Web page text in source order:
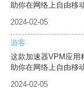
助你在网络上自由移动
2024-02-05
游客
这款加速器VPM应用
助你在网络上自由移动
2024-02-05